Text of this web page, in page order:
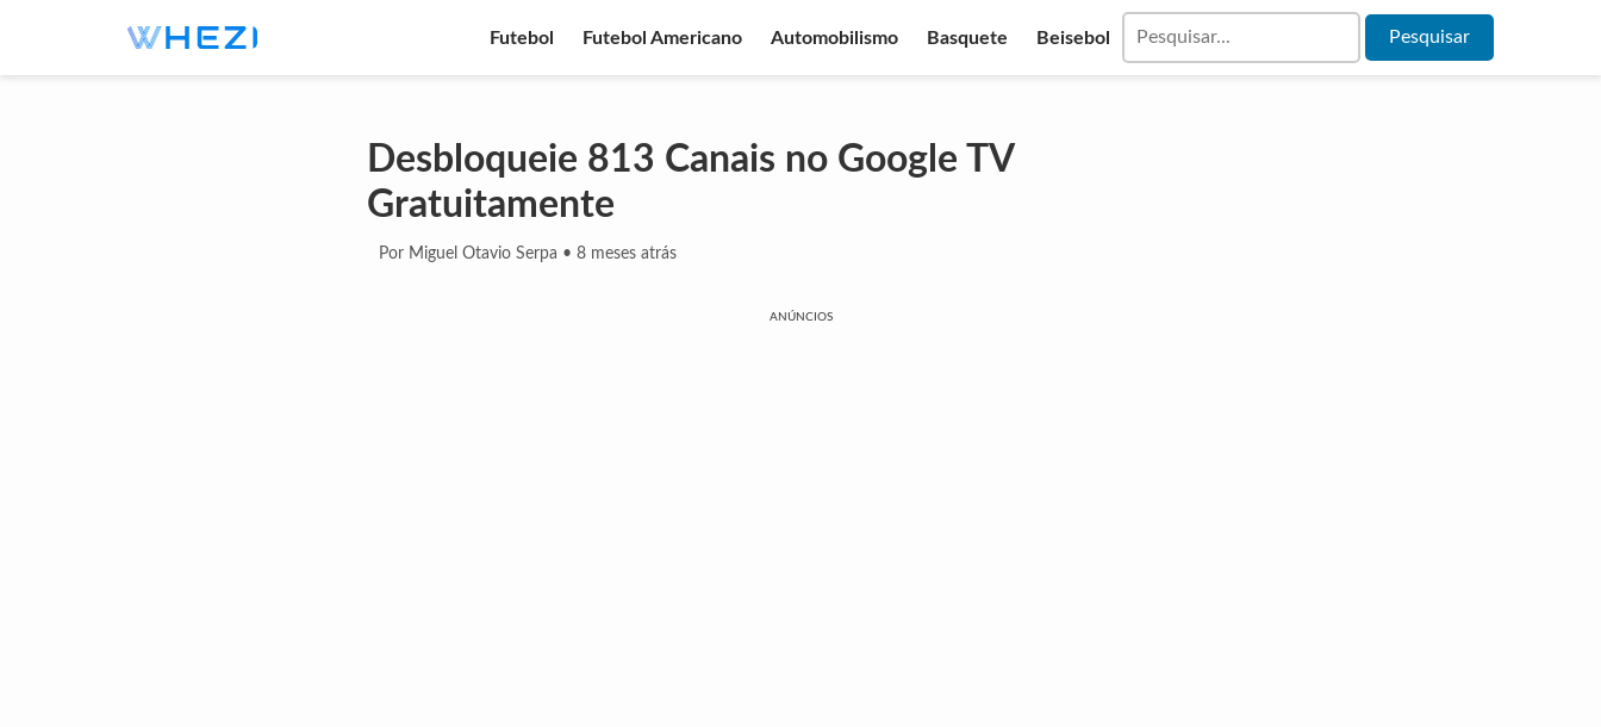
Futebol Futebol Americano Automobilismo Basquete Beisebol
Desbloqueie 813 Canais no Google TV
Gratuitamente
Por Miguel Otavio Serpa • 8 meses atrás
ANÚNCIOS